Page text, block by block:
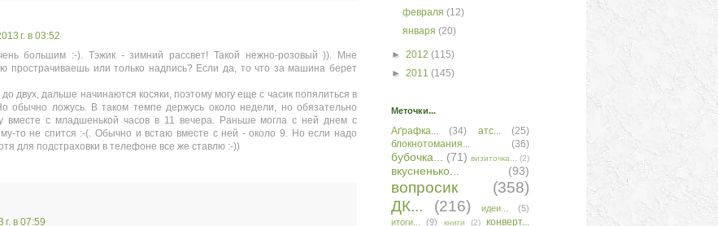
г. в 03:52
большим :-). Тэжик - зимний рассвет! Такой нежно-розовый )). Мне
прострачиваешь или только надпись? Если да, то что за машина берет
двух, дальше начинаются косяки, поэтому могу еще с часик попялиться в
обычно ложусь. В таком темпе держусь около недели, но обязательно
вместе с младшенькой часов в 11 вечера. Раньше могла с ней днем с
то не спится :-(. Обычно и встаю вместе с ней - около 9. Но если надо
для подстраховки в телефоне все же ставлю :-))
г. в 07:59
февраля(12)
января(20)
► 2012 (115)
► 2011 (145)
Меточки...
Аґрафка... (34) атс...
(25)
блокнотомания...
(36)
бубочка... (71) визиточка... (2)
вкусненько... (93)
вопросик
(358)
ДК...
(216) идеи...
(5)
итоги...
(9) книги (2)
конверт...